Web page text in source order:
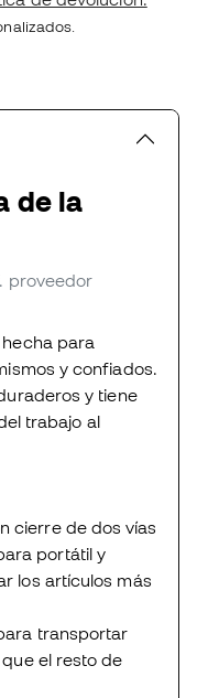
de la
proveedor
para
y confiados.
y tiene
trabajo al
cierre de dos vías
portátil y
los artículos más
transportar
el resto de